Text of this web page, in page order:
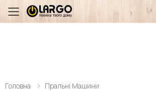
Переключити
Головна
Пральні Машини